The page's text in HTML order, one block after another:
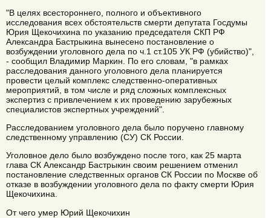
"В целях всестороннего, полного и объективного
исследования всех обстоятельств смерти депутата Госдумы
Юрия Щекочихина по указанию председателя СКП РФ
Александра Бастрыкина вынесено постановление о
возбуждении уголовного дела по ч.1 ст.105 УК РФ (убийство)",
- сообщил Владимир Маркин. По его словам, "в рамках
расследования данного уголовного дела планируется
провести целый комплекс следственно-оперативных
мероприятий, в том числе и ряд сложных комплексных
экспертиз с привлечением к их проведению зарубежных
специалистов экспертных учреждений".
Расследованием уголовного дела было поручено главному
следственному управлению (CУ) СК России.
Уголовное дело было возбуждено после того, как 25 марта
глава СК Александр Бастрыкин своим решением отменил
постановление следственных органов СК России по Москве об
отказе в возбуждении уголовного дела по факту смерти Юрия
Щекочихина.
От чего умер Юрий Щекочихин